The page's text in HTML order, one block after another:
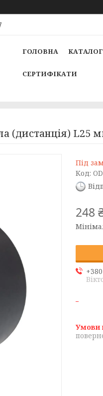
ГОЛОВНА КАТАЛОГ
СЕРТИФІКАТИ
(дистанція)
Під
Код:
248